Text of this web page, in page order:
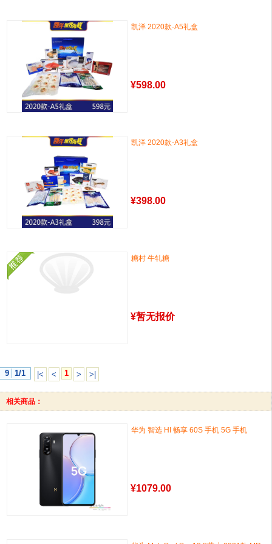
凯洋 2020款-A5礼盒
¥598.00
凯洋 2020款-A3礼盒
¥398.00
糖村 牛轧糖
¥暂无报价
9 1/1 |< < 1 > >|
相关商品：
华为 智选 HI 畅享 60S 手机 5G 手机
¥1079.00